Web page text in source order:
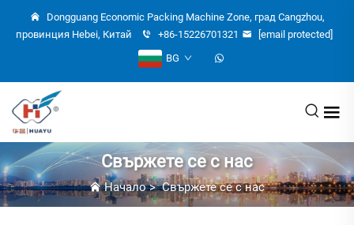
Dongguang Economic Packing Machine Zone, град Cangzhou,
провинция Hebei, Китай
+86-15226701321
[email protected]
BG
Свържете се с нас
Начало>Свържете се с нас